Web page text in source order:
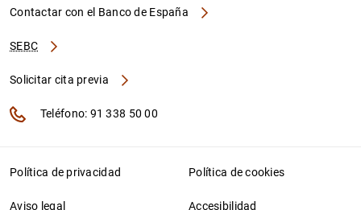
Contactar con el Banco de España
SEBC
Solicitar cita previa
Teléfono: 91 338 50 00
Política de privacidad Política de cookies
Aviso legal Accesibilidad